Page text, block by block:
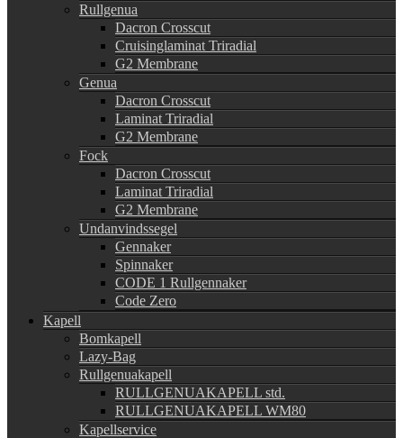
Rullgenua
Dacron Crosscut
Cruisinglaminat Triradial
G2 Membrane
Genua
Dacron Crosscut
Laminat Triradial
G2 Membrane
Fock
Dacron Crosscut
Laminat Triradial
G2 Membrane
Undanvindssegel
Gennaker
Spinnaker
CODE 1 Rullgennaker
Code Zero
Kapell
Bomkapell
Lazy-Bag
Rullgenuakapell
RULLGENUAKAPELL std.
RULLGENUAKAPELL WM80
Kapellservice